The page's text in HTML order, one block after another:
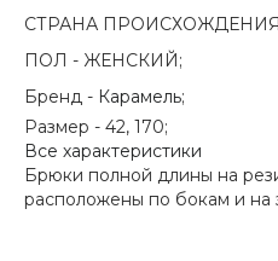
СТРАНА
ПОЛ - ЖЕНСКИЙ;
Бренд - Карамель;
Размер - 42, 170;
Все характеристики
Брюки полной длины на
расположены по бокам и на